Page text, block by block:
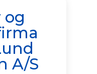
og
A/S